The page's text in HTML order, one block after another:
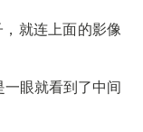
就连上面的影像
眼就看到了中间